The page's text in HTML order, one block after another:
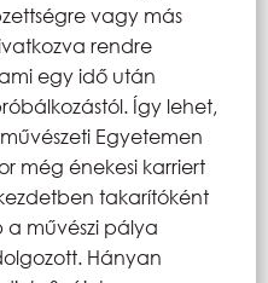
vagy más
rendre
egy idő után
Így lehet,
Egyetemen
még énekesi karriert
takarítóként
a művészi pálya
Hányan